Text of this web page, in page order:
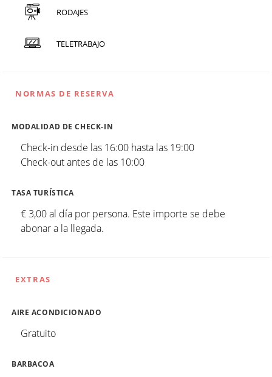
RODAJES
TELETRABAJO
NORMAS DE RESERVA
MODALIDAD DE CHECK-IN
Check-in desde las 16:00 hasta las 19:00
Check-out antes de las 10:00
TASA TURÍSTICA
€ 3,00 al día por persona. Este importe se debe
abonar a la llegada.
EXTRAS
AIRE ACONDICIONADO
Gratuito
BARBACOA